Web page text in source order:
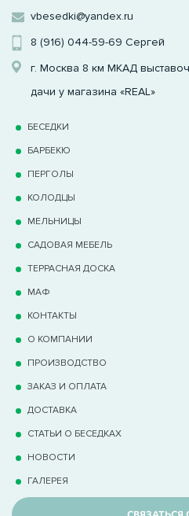
vbesedki@yandex.ru
8 (916) 044-59-69 Сергей
г. Москва 8 км МКАД
дачи у магазина «REAL»
БЕСЕДКИ
БАРБЕКЮ
ПЕРГОЛЫ
КОЛОДЦЫ
МЕЛЬНИЦЫ
САДОВАЯ МЕБЕЛЬ
ТЕРРАCНАЯ ДОСКА
МАФ
КОНТАКТЫ
О КОМПАНИИ
ПРОИЗВОДСТВО
ЗАКАЗ И ОПЛАТА
ДОСТАВКА
СТАТЬИ О БЕСЕДКАХ
НОВОСТИ
ГАЛЕРЕЯ